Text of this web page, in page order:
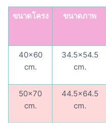
ขนาดโครง ขนาดภาพ
40×60
cm.
34.5×54.5
cm.
50×70
cm.
44.5×64.5
cm.